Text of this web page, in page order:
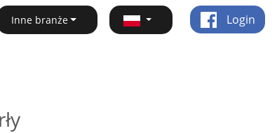
Inne branże Login